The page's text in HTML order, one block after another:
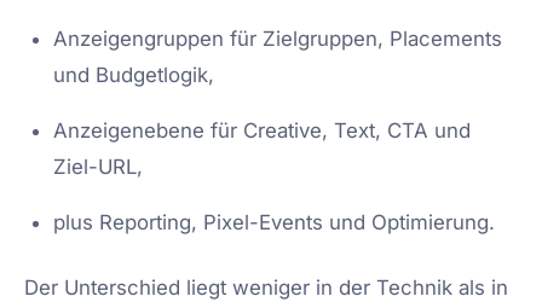
Anzeigengruppen für Zielgruppen, Placements
und Budgetlogik,
Anzeigenebene für Creative, Text, CTA und
Ziel-URL,
plus Reporting, Pixel-Events und Optimierung.
Der Unterschied liegt weniger in der Technik als in